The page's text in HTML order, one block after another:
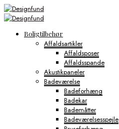
Boligtilbehør
Affaldsartikler
Affaldsposer
Affaldsspande
Akustikpaneler
Badeværelse
Badeforhæng
Badekar
Bademåtter
Badeværelsesspejle